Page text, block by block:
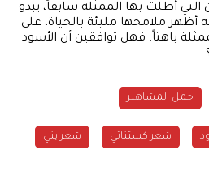
التي أطلت بها الممثلة سابقاً، يبدو
أظهر ملامحها مليئة بالحياة، على
باهتاً. فهل توافقين أن الأسود
جمل المشاهير
شعر كستنائي شعر بني